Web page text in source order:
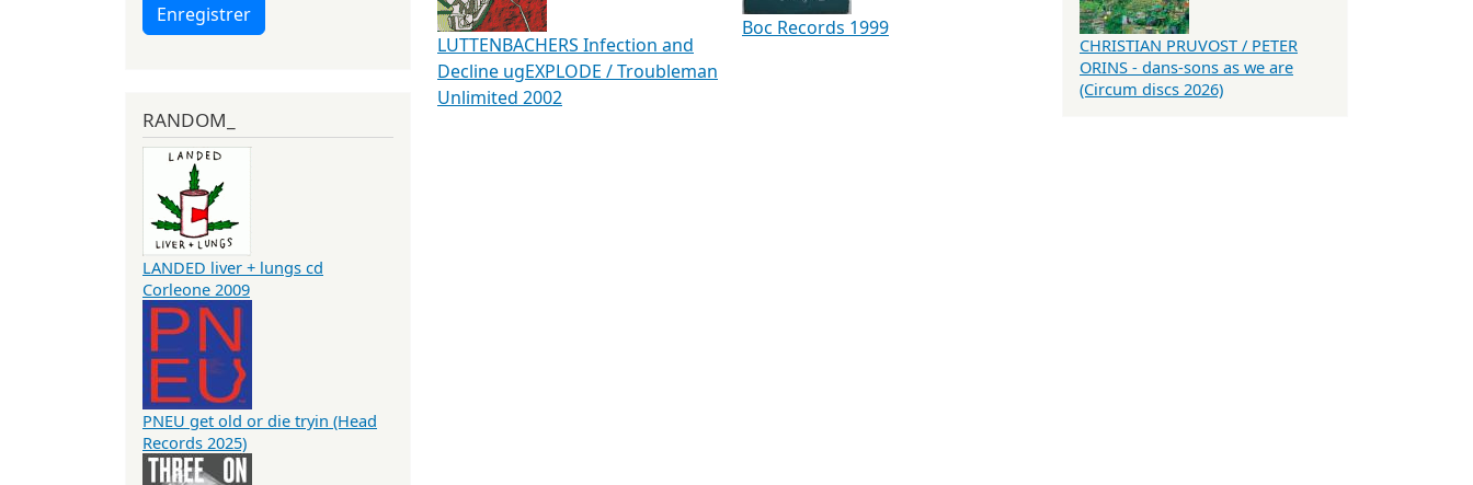
LUTTENBACHERS Infection and
Decline ugEXPLODE / Troubleman
Unlimited 2002
Boc Records 1999
Enregistrer
RANDOM_
LANDED liver + lungs cd
Corleone 2009
PNEU get old or die tryin (Head
Records 2025)
CHRISTIAN PRUVOST / PETER
ORINS - dans-sons as we are
(Circum discs 2026)